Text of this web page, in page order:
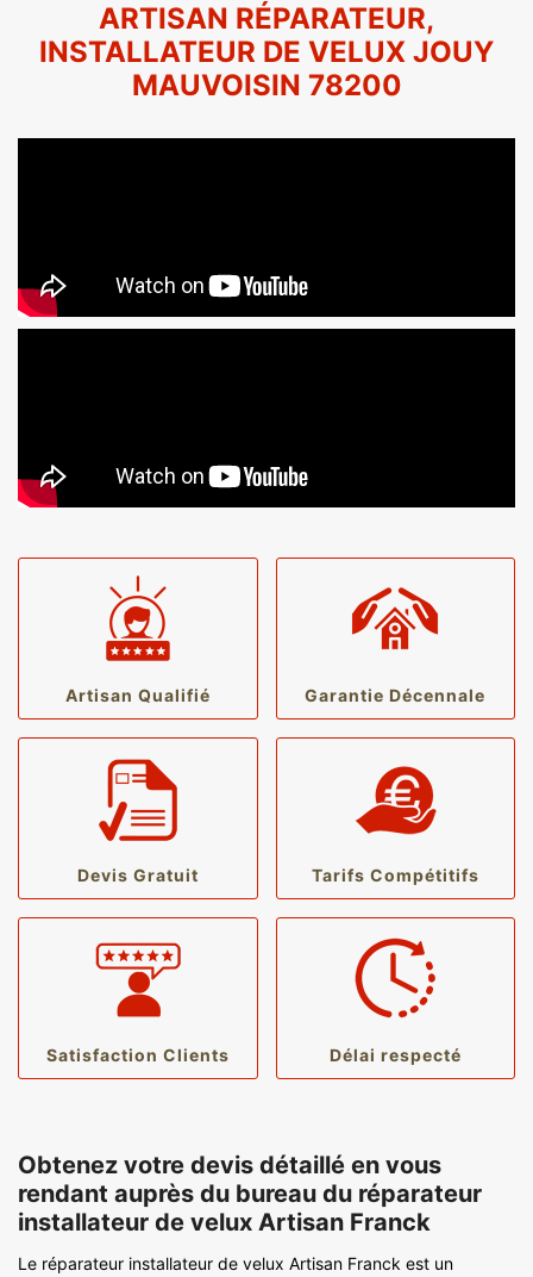
ARTISAN RÉPARATEUR,
INSTALLATEUR DE VELUX JOUY
MAUVOISIN 78200
Artisan Qualifié Garantie Décennale
Devis Gratuit Tarifs Compétitifs
Satisfaction Clients Délai respecté
Obtenez votre devis détaillé en vous
rendant auprès du bureau du réparateur
installateur de velux Artisan Franck
Le réparateur installateur de velux Artisan Franck est un